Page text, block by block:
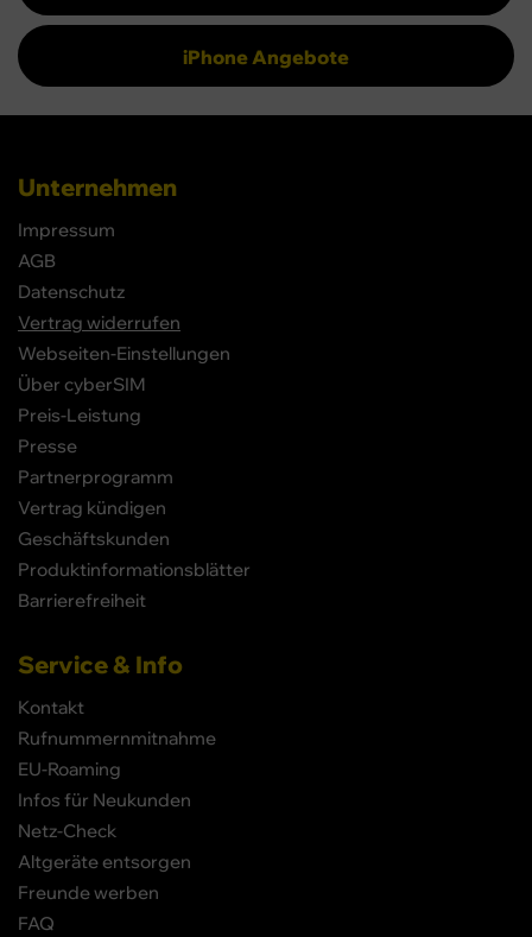
iPhone Angebote
Unternehmen
Impressum
AGB
Datenschutz
Vertrag widerrufen
Webseiten-Einstellungen
Über cyberSIM
Preis-Leistung
Presse
Partnerprogramm
Vertrag kündigen
Geschäftskunden
Produktinformationsblätter
Barrierefreiheit
Service & Info
Kontakt
Rufnummernmitnahme
EU-Roaming
Infos für Neukunden
Netz-Check
Altgeräte entsorgen
Freunde werben
FAQ